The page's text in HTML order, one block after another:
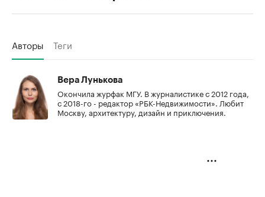
Авторы Теги
Вера Лунькова
Окончила журфак МГУ. В журналистике с 2012 года,
с 2018-го - редактор «РБК-Недвижимости». Любит
Москву, архитектуру, дизайн и приключения.